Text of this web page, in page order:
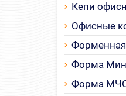
Кепи
Офисные
Форма
Форма